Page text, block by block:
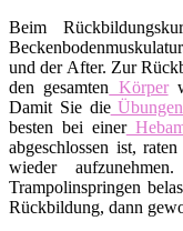
Beim
und der After. Zur
den gesamten Körper
Damit Sie dieÜbungen
besten bei einer
abgeschlossen ist,
wieder
Trampolinspringen
Rückbildung, dann